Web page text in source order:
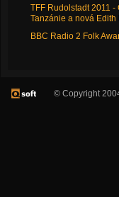
TFF Rudolstadt 2011
Tanzánie a nová Edith
BBC Radio 2 Folk
© Copyright